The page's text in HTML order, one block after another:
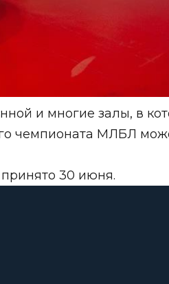
и многие залы, в
чемпионата МЛБЛ
30 июня.